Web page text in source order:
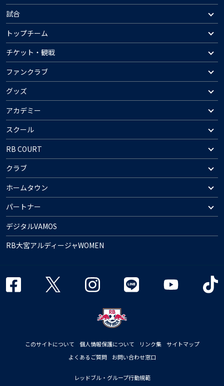
試合
トップチーム
チケット・観戦
ファンクラブ
グッズ
アカデミー
スクール
RB COURT
クラブ
ホームタウン
パートナー
デジタルVAMOS
RB大宮アルディージャWOMEN
このサイトについて 個人情報保護について リンク集
サイトマップ
よくあるご質問
お問い合わせ窓口
レッドブル・グループ行動規範